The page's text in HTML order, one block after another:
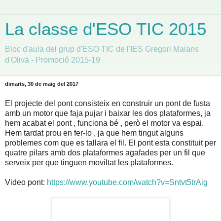
La classe d'ESO TIC 2015
Bloc d'aula del grup d'ESO TIC de l'IES Gregori Maians
d'Oliva - Promoció 2015-19
dimarts, 30 de maig del 2017
El projecte del pont consisteix en construir un pont de fusta
amb un motor que faja pujar i baixar les dos plataformes, ja
hem acabat el pont , funciona bé , però el motor va espai.
Hem tardat prou en fer-lo , ja que hem tingut alguns
problemes com que es tallara el fil. El pont esta constituit per
quatre pilars amb dos plataformes agafades per un fil que
serveix per que tinguen moviltat les plataformes.
Video pont: https://www.youtube.com/watch?v=Sntvt5trAig